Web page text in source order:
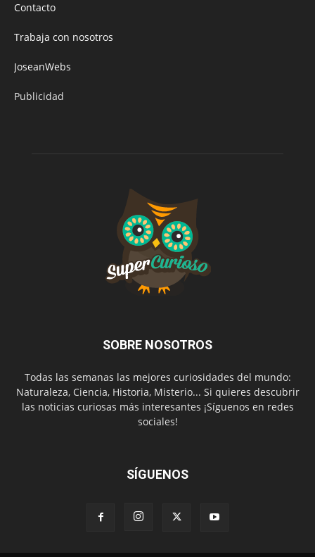
Contacto
Trabaja con nosotros
JoseanWebs
Publicidad
SOBRE NOSOTROS
Todas las semanas las mejores curiosidades del mundo:
Naturaleza, Ciencia, Historia, Misterio... Si quieres descubrir
las noticias curiosas más interesantes ¡Síguenos en redes
sociales!
SÍGUENOS